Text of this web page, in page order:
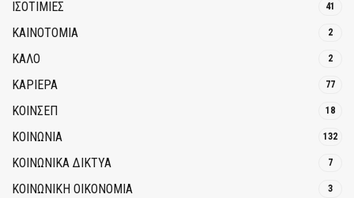
ΙΣΟΤΙΜΙΕΣ 41
ΚΑΙΝΟΤΟΜΊΑ 2
ΚΑΛΟ 2
ΚΑΡΙΕΡΑ 77
ΚΟΙΝΣΕΠ 18
ΚΟΙΝΩΝΙΑ 132
ΚΟΙΝΩΝΙΚΆ ΔΊΚΤΥΑ 7
ΚΟΙΝΩΝΙΚΉ ΟΙΚΟΝΟΜΊΑ 3